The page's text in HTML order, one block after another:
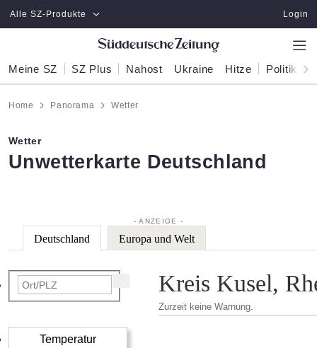
Zum Hauptinhalt springen
Alle SZ-Produkte Login
Meine SZ SZ Plus Nahost Ukraine Hitze Politik
Home Panorama Wetter
Wetter
:
Unwetterkarte Deutschland
Deutschland Europa und Welt
Temperatur
Kreis Kusel,
Zurzeit keine Warnung.